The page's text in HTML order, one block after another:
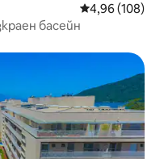
Средна
4,96 (108)
басейн